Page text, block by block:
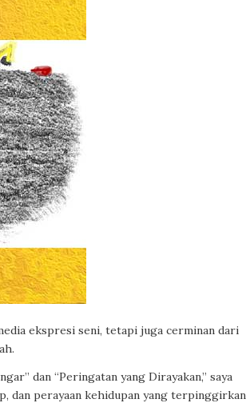
ekspresi seni, tetapi juga cerminan dari
dan “Peringatan yang Dirayakan,” saya
dan perayaan kehidupan yang